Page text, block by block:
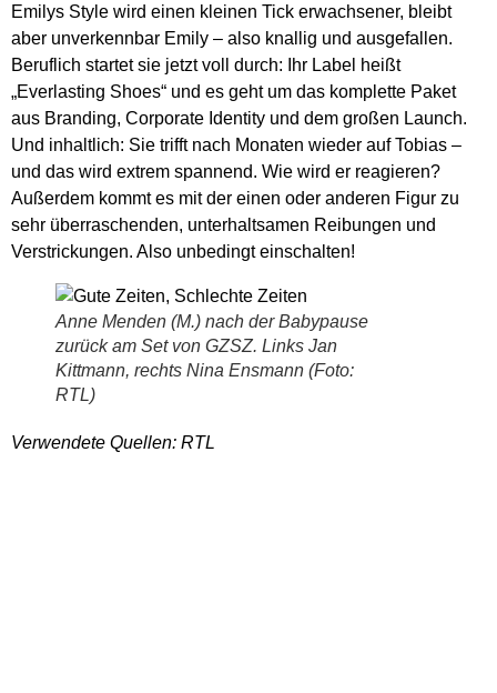
Emilys Style wird einen kleinen Tick erwachsener, bleibt
aber unverkennbar Emily – also knallig und ausgefallen.
Beruflich startet sie jetzt voll durch: Ihr Label heißt
„Everlasting Shoes“ und es geht um das komplette Paket
aus Branding, Corporate Identity und dem großen Launch.
Und inhaltlich: Sie trifft nach Monaten wieder auf Tobias –
und das wird extrem spannend. Wie wird er reagieren?
Außerdem kommt es mit der einen oder anderen Figur zu
sehr überraschenden, unterhaltsamen Reibungen und
Verstrickungen. Also unbedingt einschalten!
Anne Menden (M.) nach der Babypause
zurück am Set von GZSZ. Links Jan
Kittmann, rechts Nina Ensmann (Foto:
RTL)
Verwendete Quellen: RTL